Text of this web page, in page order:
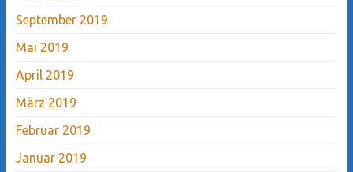
September 2019
Mai 2019
April 2019
März 2019
Februar 2019
Januar 2019